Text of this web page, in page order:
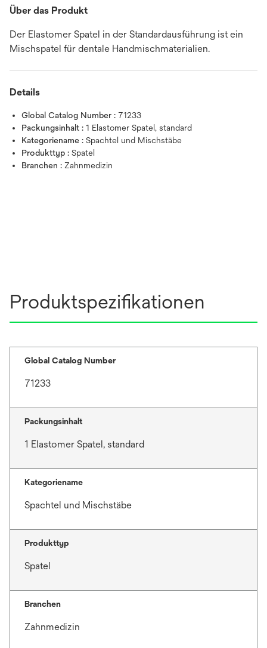
Über das Produkt
Der Elastomer Spatel in der Standardausführung ist ein
Mischspatel für dentale Handmischmaterialien.
Details
Global Catalog Number : 71233
Packungsinhalt : 1 Elastomer Spatel, standard
Kategoriename : Spachtel und Mischstäbe
Produkttyp : Spatel
Branchen : Zahnmedizin
Produktspezifikationen
Global Catalog Number
71233
Packungsinhalt
1 Elastomer Spatel, standard
Kategoriename
Spachtel und Mischstäbe
Produkttyp
Spatel
Branchen
Zahnmedizin